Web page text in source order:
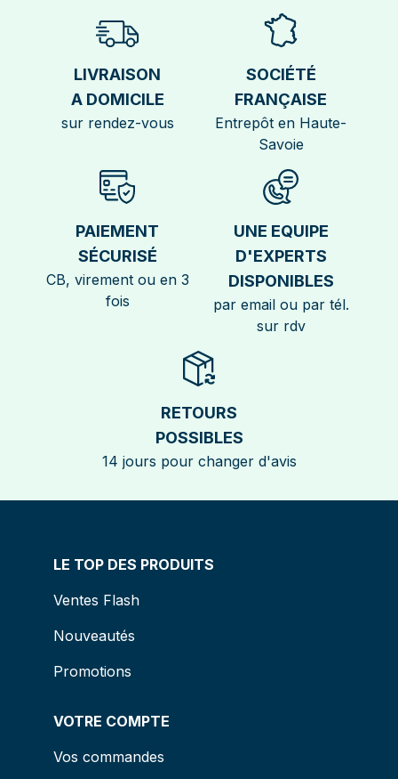
LIVRAISON
A DOMICILE
sur rendez-vous
SOCIÉTÉ
FRANÇAISE
Entrepôt en Haute-
Savoie
PAIEMENT
SÉCURISÉ
CB, virement ou en 3
fois
UNE EQUIPE
D'EXPERTS
DISPONIBLES
par email ou par tél.
sur rdv
RETOURS
POSSIBLES
14 jours pour changer d'avis
LE TOP DES PRODUITS
Ventes Flash
Nouveautés
Promotions
VOTRE COMPTE
Vos commandes